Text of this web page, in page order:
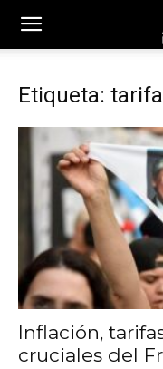
Etiqueta:
Inflación,
cruciales del